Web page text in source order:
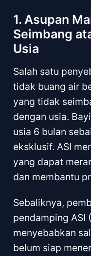
1. Asupan
Seimbang
Usia
Salah satu
tidak buang air
yang tidak
dengan usia.
usia 6 bulan
eksklusif. ASI
yang dapat
dan membantu
Sebaliknya,
pendamping ASI
menyebabkan
belum siap